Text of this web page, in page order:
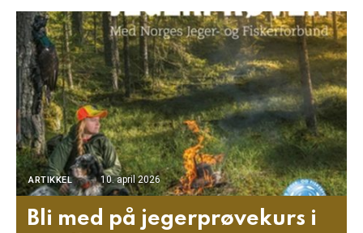
ARTIKKEL 10. april 2026
Bli med på jegerprøvekurs i